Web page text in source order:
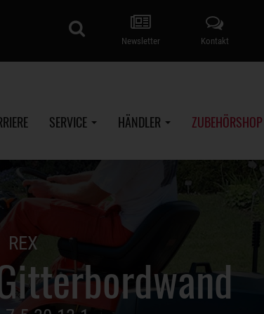
Kontakt
Newsletter
SERVICE HÄNDLER ZUBEHÖRSHOP
REX